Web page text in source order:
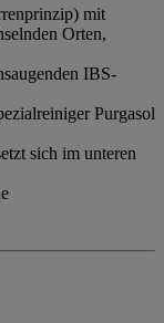
mit
Orten,
IBS-
Purgasol
sich im unteren